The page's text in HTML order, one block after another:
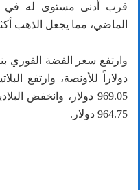
قرب أدنى مستوى له في
الماضي، مما يجعل الذهب
964.75 دولار.